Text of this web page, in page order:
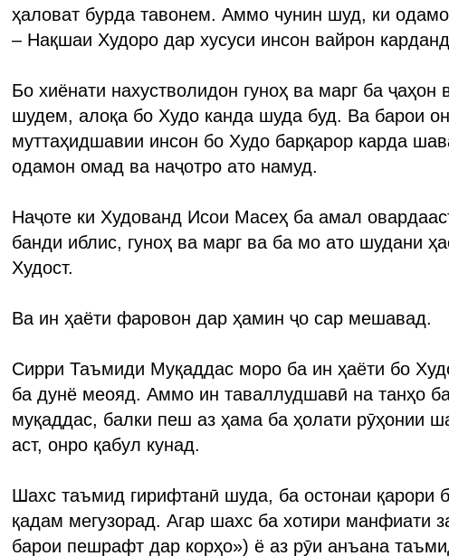
ҳаловат бурда тавонем. Аммо чунин шуд, ки
– Нақшаи Худоро дар хусуси инсон вайрон
Бо хиёнати нахустволидон гуноҳ ва марг ба
шудем, алоқа бо Худо канда шуда буд. Ва барои
муттаҳидшавии инсон бо Худо барқарор карда
одамон омад ва наҷотро ато намуд.
Наҷоте ки Худованд Исои Масеҳ ба амал
банди иблис, гуноҳ ва марг ва ба мо ато шудани
Худост.
Ва ин ҳаёти фаровон дар ҳамин ҷо сар мешавад.
Сирри Таъмиди Муқаддас моро ба ин ҳаёти бо
ба дунё меояд. Аммо ин таваллудшавӣ на танҳо
муқаддас, балки пеш аз ҳама ба ҳолати рӯҳонии
аст, онро қабул кунад.
Шахс таъмид гирифтанӣ шуда, ба остонаи қарори
қадам мегузорад. Агар шахс ба хотири манфиати
барои пешрафт дар корҳо») ё аз рӯи анъана